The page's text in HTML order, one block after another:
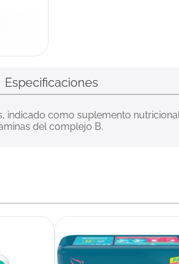
Especificaciones
indicado como suplemento
del complejo B.